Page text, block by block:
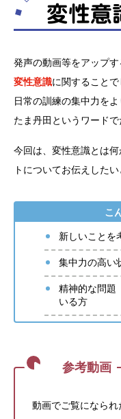
変性意
発声の動画等をアップ
変性意識に関することで
日常の訓練の集中力を
たま丹田というワード
今回は、変性意識とは
トについてお伝えしたい
こ
新しいことを
集中力の高い
精神的な問題
いる方
動画でご覧になられ